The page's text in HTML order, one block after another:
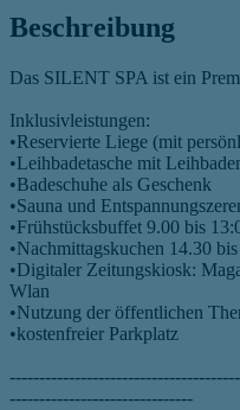
Beschreibung
Das SILENT SPA ist ein
Inklusivleistungen:
•Reservierte Liege (mit
•Leihbadetasche mit
•Badeschuhe als Geschenk
•Sauna und
•Frühstücksbuffet 9.00 bis
•Nachmittagskuchen 14.30
•Digitaler Zeitungskiosk:
Wlan
•Nutzung der öffentlichen
•kostenfreier Parkplatz
-------------------------------